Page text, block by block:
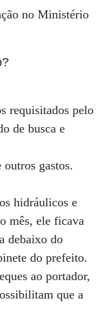
no Ministério
requisitados pelo
de busca e
gastos.
hidráulicos e
mês, ele ficava
debaixo do
do prefeito.
ao portador,
que a